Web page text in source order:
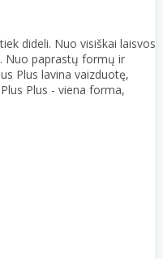
dideli. Nuo visiškai laisvos
Nuo paprastų formų ir
Plus lavina vaizduotę,
Plus - viena forma,